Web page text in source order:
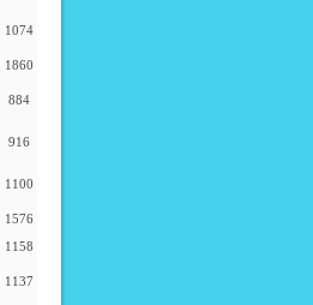
1074
1860
884
916
1100
1576
1158
1137